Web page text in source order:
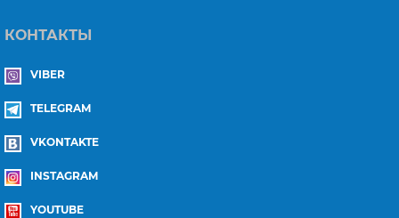
КОНТАКТЫ
VIBER
TELEGRAM
VKONTAKTE
INSTAGRAM
YOUTUBE